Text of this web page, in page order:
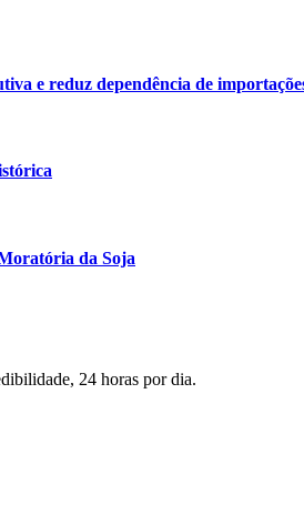
e reduz dependência de
da Soja
24 horas por dia.